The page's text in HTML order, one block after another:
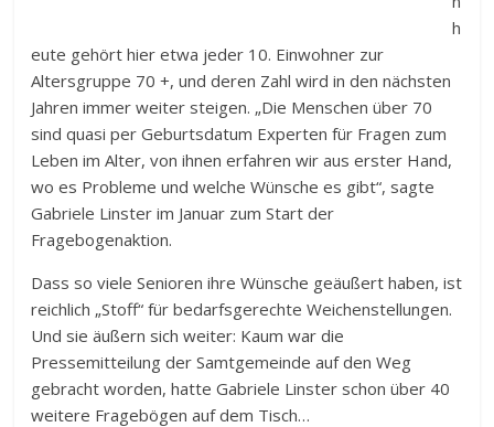
h
eute gehört hier etwa jeder 10. Einwohner zur
Altersgruppe 70 +, und deren Zahl wird in den nächsten
Jahren immer weiter steigen. „Die Menschen über 70
sind quasi per Geburtsdatum Experten für Fragen zum
Leben im Alter, von ihnen erfahren wir aus erster Hand,
wo es Probleme und welche Wünsche es gibt“, sagte
Gabriele Linster im Januar zum Start der
Fragebogenaktion.
Dass so viele Senioren ihre Wünsche geäußert haben, ist
reichlich „Stoff“ für bedarfsgerechte Weichenstellungen.
Und sie äußern sich weiter: Kaum war die
Pressemitteilung der Samtgemeinde auf den Weg
gebracht worden, hatte Gabriele Linster schon über 40
weitere Fragebögen auf dem Tisch…